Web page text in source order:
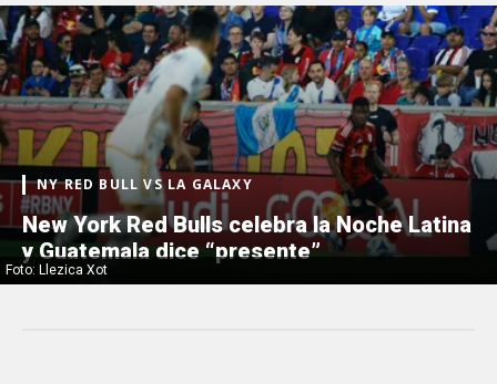
Foto: Llezica Xot
NY RED BULL VS LA GALAXY
New York Red Bulls celebra la Noche Latina
y Guatemala dice “presente”